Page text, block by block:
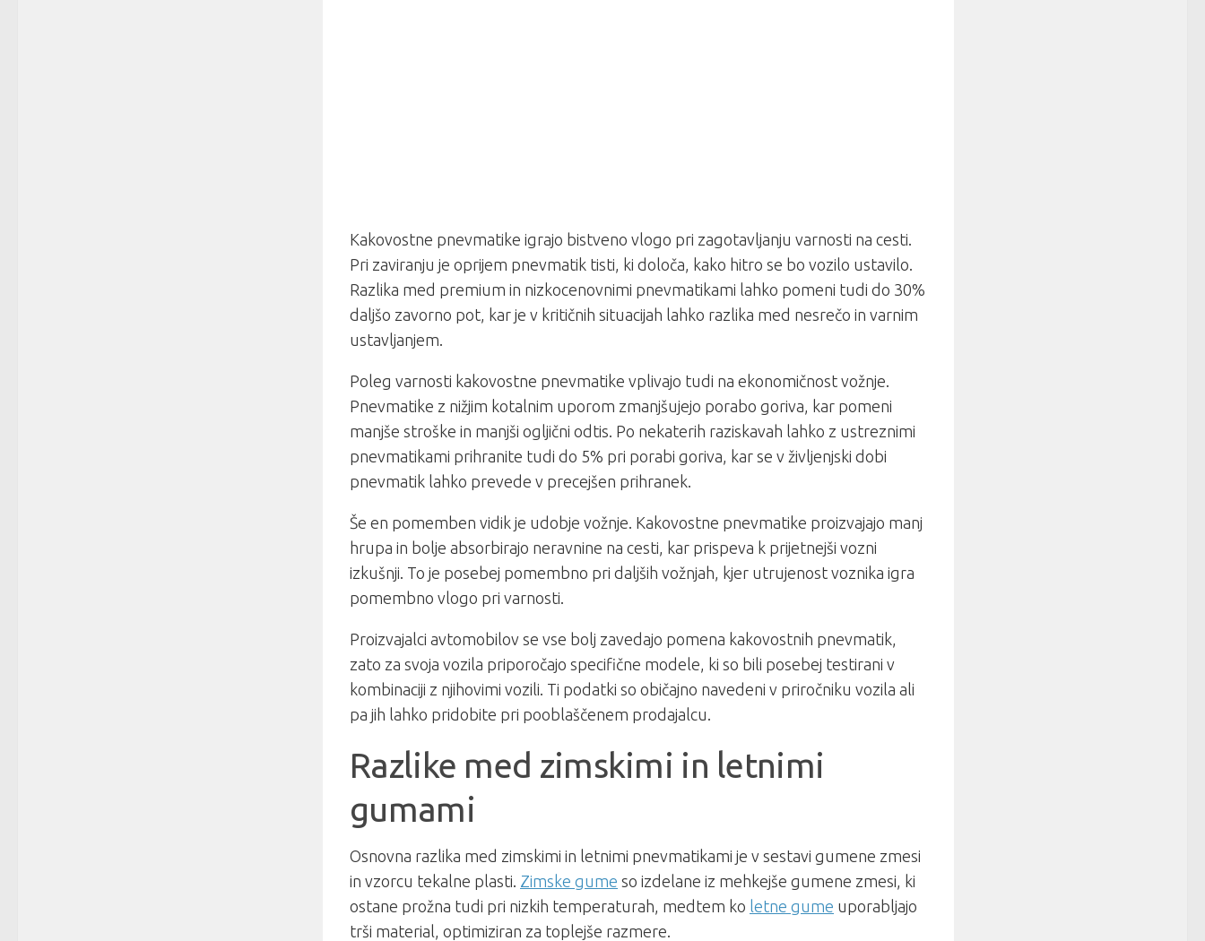
Kakovostne pnevmatike igrajo bistveno vlogo pri zagotavljanju varnosti na cesti.
Pri zaviranju je oprijem pnevmatik tisti, ki določa, kako hitro se bo vozilo ustavilo.
Razlika med premium in nizkocenovnimi pnevmatikami lahko pomeni tudi do 30%
daljšo zavorno pot, kar je v kritičnih situacijah lahko razlika med nesrečo in varnim
ustavljanjem.
Poleg varnosti kakovostne pnevmatike vplivajo tudi na ekonomičnost vožnje.
Pnevmatike z nižjim kotalnim uporom zmanjšujejo porabo goriva, kar pomeni
manjše stroške in manjši ogljični odtis. Po nekaterih raziskavah lahko z ustreznimi
pnevmatikami prihranite tudi do 5% pri porabi goriva, kar se v življenjski dobi
pnevmatik lahko prevede v precejšen prihranek.
Še en pomemben vidik je udobje vožnje. Kakovostne pnevmatike proizvajajo manj
hrupa in bolje absorbirajo neravnine na cesti, kar prispeva k prijetnejši vozni
izkušnji. To je posebej pomembno pri daljših vožnjah, kjer utrujenost voznika igra
pomembno vlogo pri varnosti.
Proizvajalci avtomobilov se vse bolj zavedajo pomena kakovostnih pnevmatik,
zato za svoja vozila priporočajo specifične modele, ki so bili posebej testirani v
kombinaciji z njihovimi vozili. Ti podatki so običajno navedeni v priročniku vozila ali
pa jih lahko pridobite pri pooblaščenem prodajalcu.
Razlike med zimskimi in letnimi
gumami
Osnovna razlika med zimskimi in letnimi pnevmatikami je v sestavi gumene zmesi
in vzorcu tekalne plasti. Zimske gume so izdelane iz mehkejše gumene zmesi, ki
ostane prožna tudi pri nizkih temperaturah, medtem ko letne gume uporabljajo
trši material, optimiziran za toplejše razmere.